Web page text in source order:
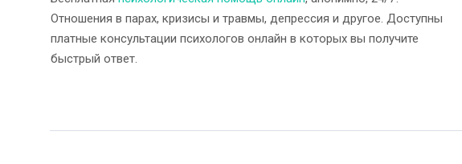
Отношения в парах, кризисы и травмы, депрессия и другое. Доступны
платные консультации психологов онлайн в которых вы получите
быстрый ответ.